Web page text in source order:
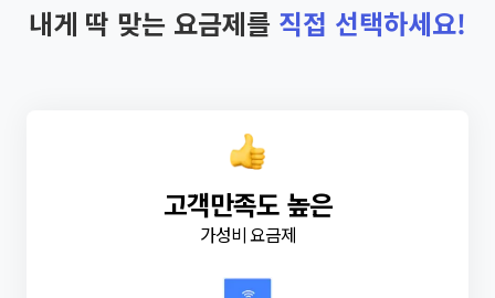
내게 딱 맞는 요금제를 직접 선택하세요!
고객만족도 높은
가성비 요금제